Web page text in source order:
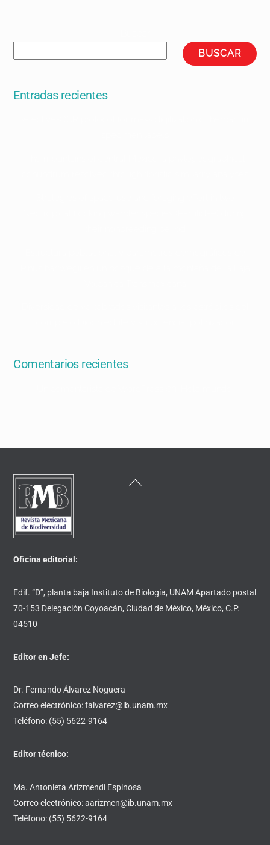
BUSCAR
Entradas recientes
Comentarios recientes
Back
Oficina editorial:
Edif. “D”, planta baja Instituto de Biología, UNAM Apartado postal
70-153 Delegación Coyoacán, Ciudad de México, México, C.P.
04510
Editor en Jefe:
Dr. Fernando Álvarez Noguera
Correo electrónico: falvarez@ib.unam.mx
Teléfono: (55) 5622-9164
Editor técnico:
Ma. Antonieta Arizmendi Espinosa
Correo electrónico: aarizmen@ib.unam.mx
Teléfono: (55) 5622-9164